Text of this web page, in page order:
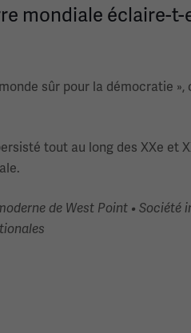
mondiale éclaire-
sûr pour la démocratie »,
tout au long des XXe et
de West Point • Société